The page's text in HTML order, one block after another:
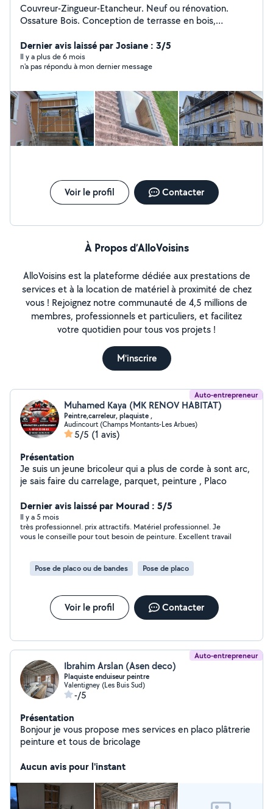
Couvreur-Zingueur-Etancheur. Neuf ou rénovation.
Ossature Bois. Conception de terrasse en bois,
Remplacement de velux. Pose de lambris pvc ou bois
sous toiture. Zinguerie : Gouttière, rive, solin,
remplacement de manteau de cheminée. Bardage
Isolation de combles, murs Petite charpente (carport,
avancée...) Assurance décennale et RC pro à jour
Dernier avis laissé par Josiane : 3/5
Il y a plus de 6 mois
n'a pas répondu à mon dernier message
Voir le profil Contacter
À Propos d’AlloVoisins
AlloVoisins est la plateforme dédiée aux prestations de
services et à la location de matériel à proximité de chez
vous ! Rejoignez notre communauté de 4,5 millions de
membres, professionnels et particuliers, et facilitez
votre quotidien pour tous vos projets !
M'inscrire
Auto-entrepreneur
Muhamed Kaya (MK RENOV HABITAT)
Peintre,carreleur, plaquiste ,
Audincourt (Champs Montants-Les Arbues)
5/5 (1 avis)
Présentation
Je suis un jeune bricoleur qui a plus de corde à sont arc,
je sais faire du carrelage, parquet, peinture , Placo
Dernier avis laissé par Mourad : 5/5
Il y a 5 mois
très professionnel. prix attractifs. Matériel professionnel. Je
vous le conseille pour tout besoin de peinture. Excellent travail
Pose de placo ou de bandes Pose de placo
Voir le profil Contacter
Auto-entrepreneur
Ibrahim Arslan (Asen deco)
Plaquiste enduiseur peintre
Valentigney (Les Buis Sud)
-/5
Présentation
Bonjour je vous propose mes services en placo plâtrerie
peinture et tous de bricolage
Aucun avis pour l'instant